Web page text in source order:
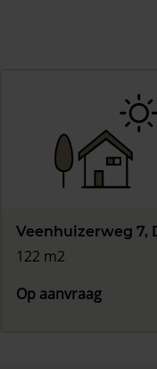
Veenhuizerweg 7,
122 m2
Op aanvraag